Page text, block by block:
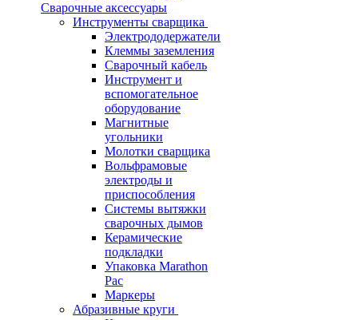
Сварочные аксессуары
Инструменты сварщика
Электрододержатели
Клеммы заземления
Сварочный кабель
Инструмент и
вспомогательное
оборудование
Магнитные
угольники
Молотки сварщика
Вольфрамовые
электроды и
приспособления
Системы вытяжки
сварочных дымов
Керамические
подкладки
Упаковка Marathon
Pac
Маркеры
Абразивные круги